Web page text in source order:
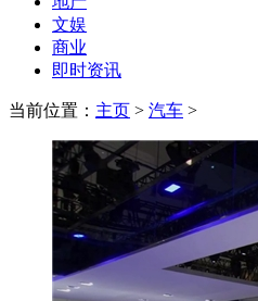
文娱
商业
即时资讯
当前位置： 主页 > 汽车 >